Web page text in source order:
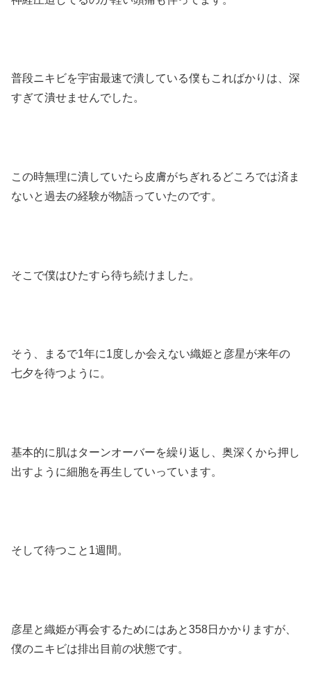
普段ニキビを宇宙最速で潰している僕もこればかりは、深
すぎて潰せませんでした。
この時無理に潰していたら皮膚がちぎれるどころでは済ま
ないと過去の経験が物語っていたのです。
そこで僕はひたすら待ち続けました。
そう、まるで1年に1度しか会えない織姫と彦星が来年の
七夕を待つように。
基本的に肌はターンオーバーを繰り返し、奥深くから押し
出すように細胞を再生していっています。
そして待つこと1週間。
彦星と織姫が再会するためにはあと358日かかりますが、
僕のニキビは排出目前の状態です。